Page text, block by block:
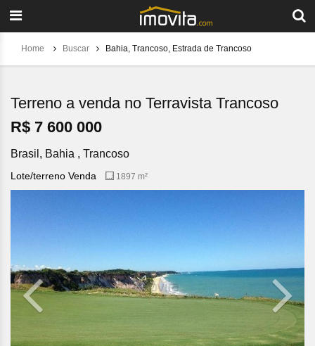
Home Buscar Bahia, Trancoso, Estrada de Trancoso
Terreno a venda no Terravista Trancoso
R$ 7 600 000
Brasil, Bahia , Trancoso
Lote/terreno Venda 1897 m²